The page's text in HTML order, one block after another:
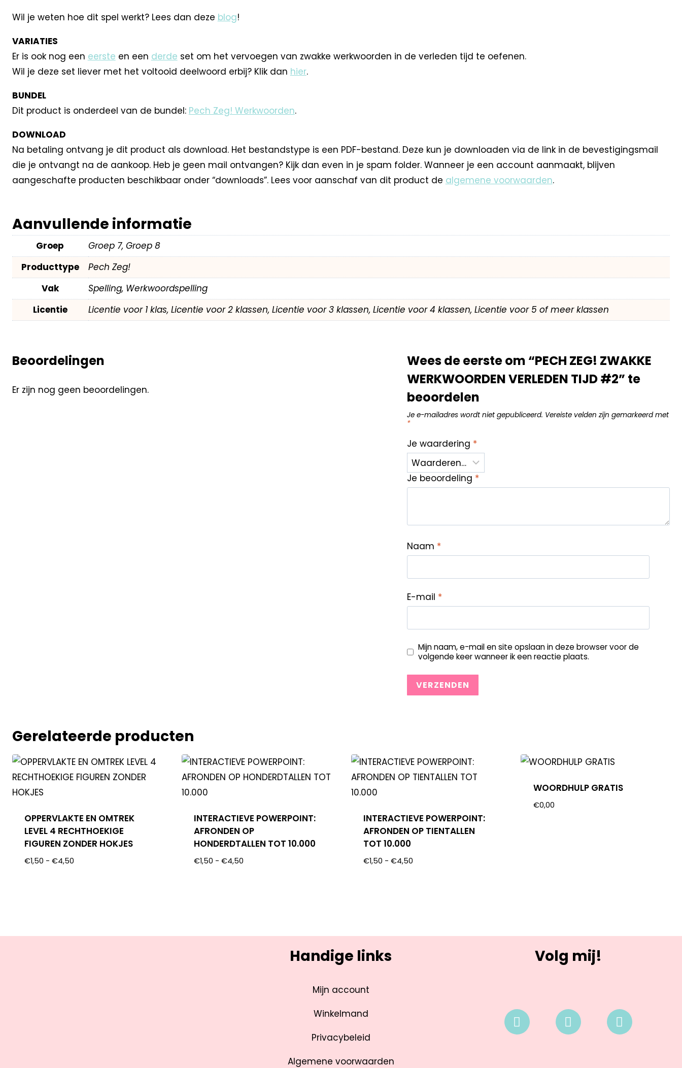
Wil je weten hoe dit spel werkt? Lees dan deze blog!
VARIATIES
Er is ook nog een eerste en een derde set om het vervoegen van zwakke werkwoorden in de verleden tijd te oefenen.
Wil je deze set liever met het voltooid deelwoord erbij? Klik dan hier.
BUNDEL
Dit product is onderdeel van de bundel: Pech Zeg! Werkwoorden.
DOWNLOAD
Na betaling ontvang je dit product als download. Het bestandstype is een PDF-bestand. Deze kun je downloaden via de link in de bevestigingsmail
die je ontvangt na de aankoop. Heb je geen mail ontvangen? Kijk dan even in je spam folder. Wanneer je een account aanmaakt, blijven
aangeschafte producten beschikbaar onder “downloads”. Lees voor aanschaf van dit product de algemene voorwaarden.
Aanvullende informatie
Groep
Groep 7, Groep 8
Producttype
Pech Zeg!
Vak
Spelling, Werkwoordspelling
Licentie
Licentie voor 1 klas, Licentie voor 2 klassen, Licentie voor 3 klassen, Licentie voor 4 klassen, Licentie voor 5 of meer klassen
Beoordelingen
Er zijn nog geen beoordelingen.
Wees de eerste om “PECH ZEG! ZWAKKE
WERKWOORDEN VERLEDEN TIJD #2” te
beoordelen
Je e-mailadres wordt niet gepubliceerd. Vereiste velden zijn gemarkeerd met
*
Je waardering *
Je beoordeling *
Naam *
E-mail *
Mijn naam, e-mail en site opslaan in deze browser voor de
volgende keer wanneer ik een reactie plaats.
Gerelateerde producten
OPPERVLAKTE EN OMTREK
LEVEL 4 RECHTHOEKIGE
FIGUREN ZONDER HOKJES
€1,50 - €4,50
INTERACTIEVE POWERPOINT:
AFRONDEN OP
HONDERDTALLEN TOT 10.000
€1,50 - €4,50
INTERACTIEVE POWERPOINT:
AFRONDEN OP TIENTALLEN
TOT 10.000
€1,50 - €4,50
WOORDHULP GRATIS
€0,00
Handige links
Mijn account
Winkelmand
Privacybeleid
Algemene voorwaarden
Volg mij!